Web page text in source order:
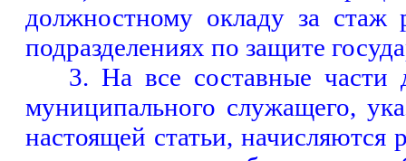
должностному окладу за стаж
подразделениях по защите
3. На все составные части
муниципального служащего,
настоящей статьи,